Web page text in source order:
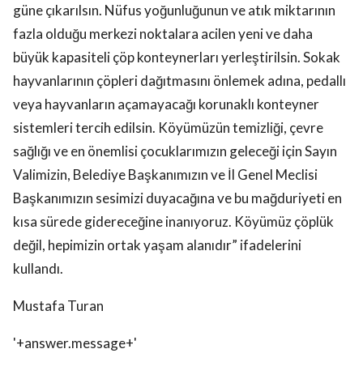
güne çıkarılsın. Nüfus yoğunluğunun ve atık miktarının
fazla olduğu merkezi noktalara acilen yeni ve daha
büyük kapasiteli çöp konteynerları yerleştirilsin. Sokak
hayvanlarının çöpleri dağıtmasını önlemek adına, pedallı
veya hayvanların açamayacağı korunaklı konteyner
sistemleri tercih edilsin. Köyümüzün temizliği, çevre
sağlığı ve en önemlisi çocuklarımızın geleceği için Sayın
Valimizin, Belediye Başkanımızın ve İl Genel Meclisi
Başkanımızın sesimizi duyacağına ve bu mağduriyeti en
kısa sürede gidereceğine inanıyoruz. Köyümüz çöplük
değil, hepimizin ortak yaşam alanıdır” ifadelerini
kullandı.
Mustafa Turan
'+answer.message+'